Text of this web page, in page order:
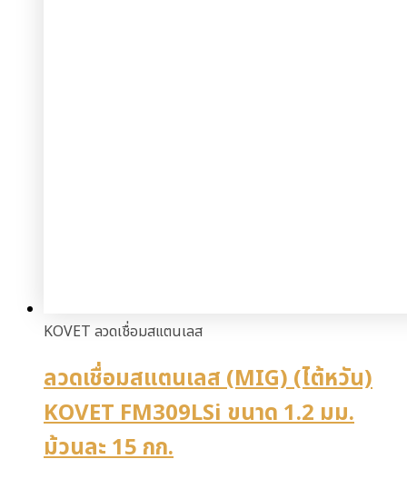
KOVET ลวดเชื่อมสแตนเลส
ลวดเชื่อมสแตนเลส (MIG) (ไต้หวัน)
KOVET FM309LSi ขนาด 1.2 มม.
ม้วนละ 15 กก.